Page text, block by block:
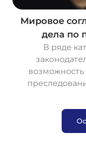
Мировое
дела по
В ряде
Ос